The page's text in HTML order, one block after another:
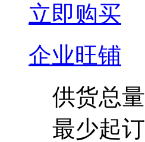
立即购买
企业旺铺
供货总量
最少起订